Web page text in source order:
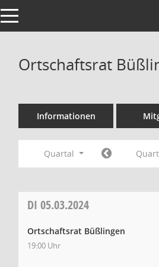
Toggle navigation
Ortschaftsrat
Informationen
Quartal
DI 05.03.2024
Ortschaftsrat Büßlingen
19:00 Uhr